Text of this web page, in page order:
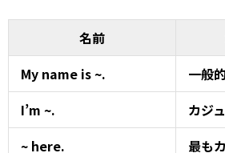
名前
My name is ~.
一般
I’m ~.
カジ
~ here.
最も